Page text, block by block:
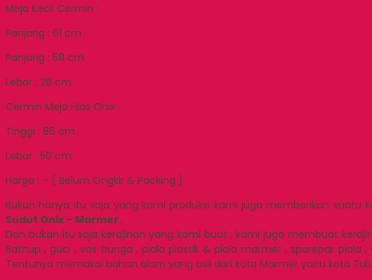
Meja Kecil Cermin :
Panjang : 61 cm
Panjang : 58 cm
Lebar : 28 cm
Cermin Meja Hias Onix :
Tinggi : 86 cm
Lebar : 50 cm
Harga : – ( Belum Ongkir & Packing )
Bukan hanya itu saja yang kami produksi kami juga memberikan suatu
Sudut Onix – Marmer .
Dan bukan itu saja kerajinan yang kami buat , kami juga membuat
Bathup , guci , vas bunga , piala plastik & piala marmer , sparepar
Tentunya memakai bahan alam yang asli dari kota Marmer yaitu kota